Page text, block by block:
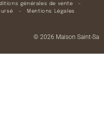
générales de vente –
– Mentions Légales
© 2026 Maison Saint-Sa